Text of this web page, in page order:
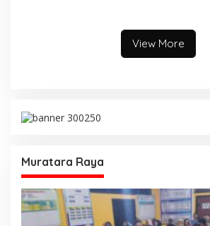
Kemudahan Layanan bagi
Hasilkan
bagi
View More
Muratara Raya